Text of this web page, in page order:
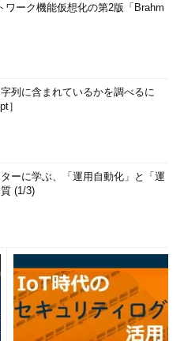
ワーク機能仮想化の第2版「Brahm
列に含まれているかを調べるに
］
ーに学ぶ、「運用自動化」と「運
(1/3)